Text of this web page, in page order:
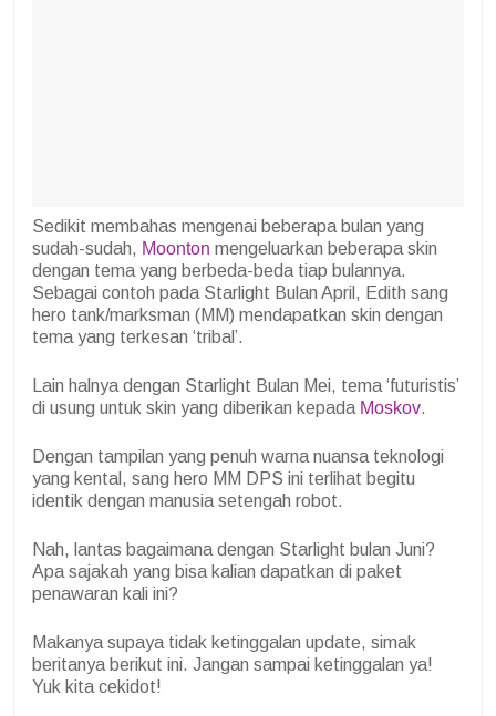
Sedikit membahas mengenai beberapa bulan yang
sudah-sudah, Moonton mengeluarkan beberapa skin
dengan tema yang berbeda-beda tiap bulannya.
Sebagai contoh pada Starlight Bulan April, Edith sang
hero tank/marksman (MM) mendapatkan skin dengan
tema yang terkesan ‘tribal’.
Lain halnya dengan Starlight Bulan Mei, tema ‘futuristis’
di usung untuk skin yang diberikan kepada Moskov.
Dengan tampilan yang penuh warna nuansa teknologi
yang kental, sang hero MM DPS ini terlihat begitu
identik dengan manusia setengah robot.
Nah, lantas bagaimana dengan Starlight bulan Juni?
Apa sajakah yang bisa kalian dapatkan di paket
penawaran kali ini?
Makanya supaya tidak ketinggalan update, simak
beritanya berikut ini. Jangan sampai ketinggalan ya!
Yuk kita cekidot!